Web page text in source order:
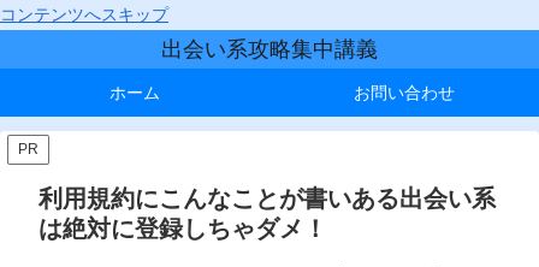
コンテンツへスキップ
出会い系攻略集中講義
ホーム お問い合わせ
PR
利用規約にこんなことが書いある出会い系
は絶対に登録しちゃダメ！